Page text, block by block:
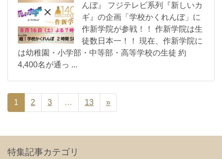
んぼ』 フジテレビ系列『新しいカ
ギ』の企画「学校かくれんぼ」に
作新学院が参戦！！ 作新学院は生
徒数日本一！！ 現在、作新学院に
は幼稚園・小学部・中等部・高等学校の生徒 約
4,400名が通っ ...
1 2 3 … 13 »
特集記事カテゴリ